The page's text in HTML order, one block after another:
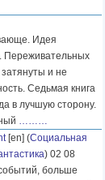
Идея
Переживательных
и не
Седьмая книга
в лучшую сторону.
………
[en] (Социальная
) 02 08
больше